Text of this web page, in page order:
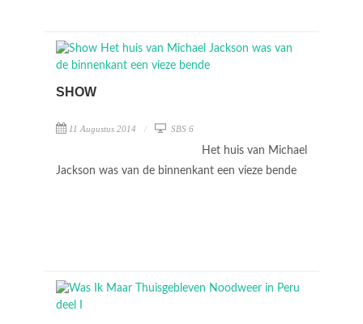
SHOW
11 Augustus 2014 SBS 6
Het huis van Michael
Jackson was van de binnenkant een vieze bende